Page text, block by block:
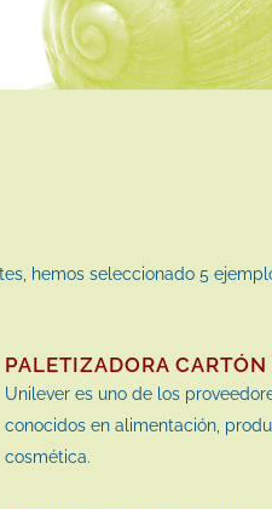
hemos seleccionado 5
PALETIZADORA
Unilever es uno de los
conocidos en alimentación,
cosmética.